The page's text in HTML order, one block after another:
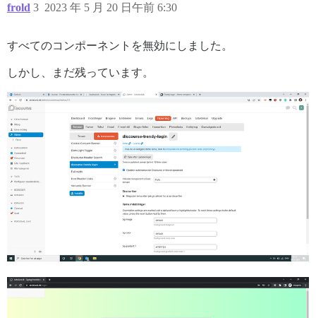
frold 2023 年 5 月 20 日午前 6:30
3
すべてのコンポーネントを無効にしました。
しかし、まだ残っています。